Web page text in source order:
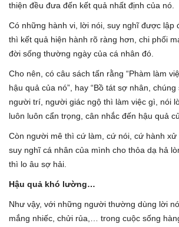
thiện đều đưa đến kết quả nhất định của nó.
Có những hành vi, lời nói, suy nghĩ được lập
thì kết quả hiện hành rõ ràng hơn, chi phối
đời sống thường ngày của cá nhân đó.
Cho nên, có câu sách tấn rằng “Phàm làm
hậu quả của nó”, hay “Bồ tát sợ nhân,
người trí, người giác ngộ thì làm việc gì, nói
luôn luôn cẩn trọng, cân nhắc đến hậu quả
Còn người mê thì cứ làm, cứ nói, cứ hành
suy nghĩ cá nhân của mình cho thỏa dạ hả
thì lo âu sợ hải.
Hậu quả khó lường…
Như vậy, với những người thường dùng lời
mắng nhiếc, chửi rủa,… trong cuộc sống